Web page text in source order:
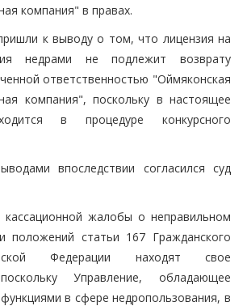
компания" в правах.
к выводу о том, что лицензия на
недрами не подлежит возврату
ответственностью "Оймяконская
компания", поскольку в настоящее
в процедуре конкурсного
впоследствии согласился суд
кассационной жалобы о неправильном
положений статьи 167 Гражданского
Федерации находят свое
Управление, обладающее
в сфере недропользования, в